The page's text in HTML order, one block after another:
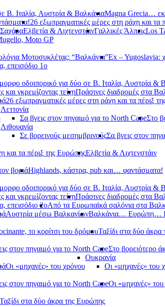
Β. Ιταλία, Αυστρία & ΒαλκάνιαMagna Grecia…
26 εξωπραγματικές μέρες στη ράχη και τα
Ελβετία & ΛιχτενστάινΓαλλικές ΆλπειςLos
Moto GP
Μοτοσυκλέτας: “Βαλκάνια”Ex – Yugoslavia:
επεισόδιο 1ο
οδοιπορικό για δύο σε Β. Ιταλία, Αυστρία &
γκρεμίζοντας τείχηΠράσινες διαδρομές στα
26 εξωπραγματικές μέρες στη ράχη και τα πέριξ
Λεττονία
Σα βγεις στον πηγαιμό για το North CapeΣτο
Λιθουανία
Σε βορεινούς μεσημβρινούςΣα βγεις στον
και τα πέριξ της ΕυρώπηςΕλβετία & Λιχτενστάιν
βοριάHighlands, κάστρα, pub και… φαντάσματα!
οδοιπορικό για δύο σε Β. Ιταλία, Αυστρία &
γκρεμίζοντας τείχηΠράσινες διαδρομές στα
επεισόδιο 2οΑπό τα Ευρωπαϊκά σαλόνια στα
Αυστρία μέσω ΒαλκανίωνΒαλκάνια… Ευρώπη…
το κορίτσι του δρόμουΤαξίδι στα δύο
στον πηγαιμό για το North CapeΣτο βορειότερο
Οι «μηχανές» του χρόνου
Ουκρανία
Οι «μηχανές» του
στον πηγαιμό για το North CapeΟι «μηχανές»
Ταξίδι στα δύο άκρα της Ευρώπης